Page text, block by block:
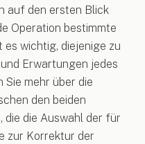
auf den ersten Blick
Operation bestimmte
es wichtig, diejenige zu
Erwartungen jedes
Sie mehr über die
den beiden
die die Auswahl der für
zur Korrektur der